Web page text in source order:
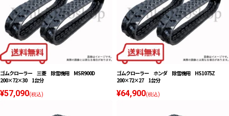
ゴムクローラー 三菱 除雪機用 MSR900D
200×72×30 1台分
¥57,090(税込)
ゴムクローラー ホンダ 除雪機用 HS1075Z
200×72×27 1台分
¥64,900(税込)